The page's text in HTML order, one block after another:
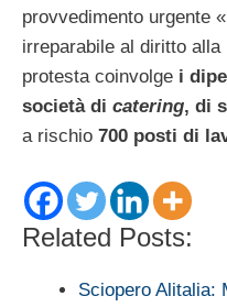
provvedimento urgente
irreparabile al diritto
protesta coinvolge i
società di catering, di
a rischio 700 posti di
Related Posts:
Sciopero Alitalia: